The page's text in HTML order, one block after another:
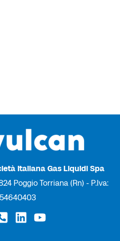
Italiana Gas Liquidi Spa
Poggio Torriana (Rn) - P.Iva: